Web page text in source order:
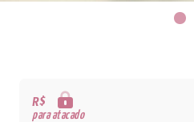
R$
para atacado